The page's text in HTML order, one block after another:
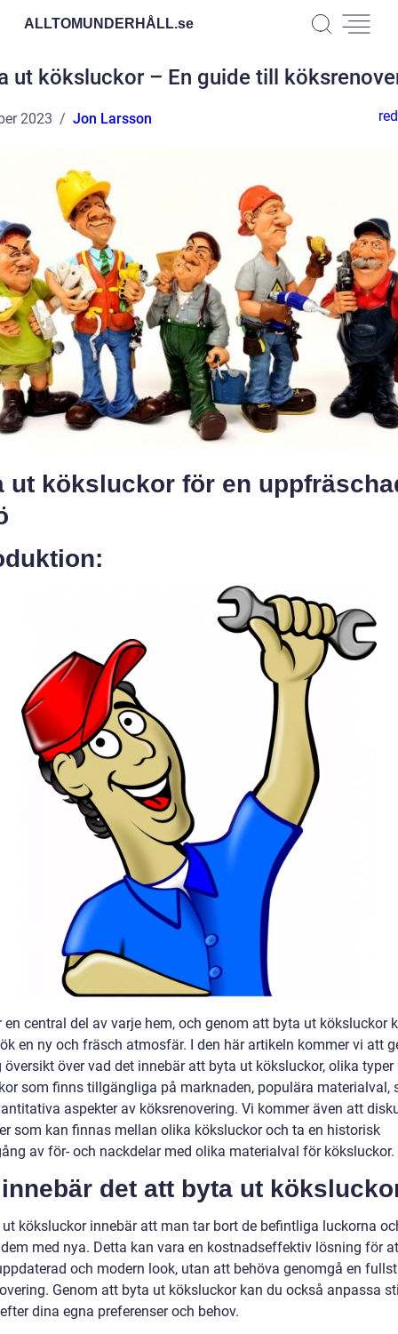
ALLTOMUNDERHÅLL.se
ut köksluckor – En guide till
2023 Jon Larsson
ut köksluckor för en
en central del av varje hem, och genom att byta ut köksluckor
en ny och fräsch atmosfär. I den här artikeln kommer vi att
översikt över vad det innebär att byta ut köksluckor, olika typer
som finns tillgängliga på marknaden, populära materialval,
aspekter av köksrenovering. Vi kommer även att
som kan finnas mellan olika köksluckor och ta en historisk
av för- och nackdelar med olika materialval för köksluckor.
det att byta ut
köksluckor innebär att man tar bort de befintliga luckorna
med nya. Detta kan vara en kostnadseffektiv lösning för
och modern look, utan att behöva genomgå en
Genom att byta ut köksluckor kan du också anpassa
dina egna preferenser och behov.